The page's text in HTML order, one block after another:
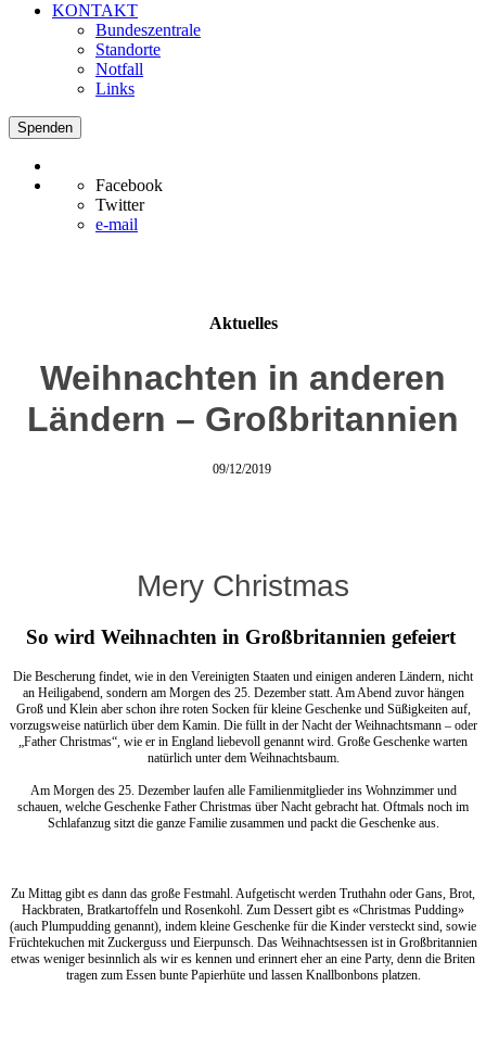
KONTAKT
Bundeszentrale
Standorte
Notfall
Links
Spenden
Facebook
Twitter
e-mail
Aktuelles
Weihnachten in anderen
Ländern – Großbritannien
09/12/2019
Mery Christmas
So wird Weihnachten in Großbritannien gefeiert
Die Bescherung findet, wie in den Vereinigten Staaten und einigen anderen Ländern, nicht
an Heiligabend, sondern am Morgen des 25. Dezember statt. Am Abend zuvor hängen
Groß und Klein aber schon ihre roten Socken für kleine Geschenke und Süßigkeiten auf,
vorzugsweise natürlich über dem Kamin. Die füllt in der Nacht der Weihnachtsmann – oder
„Father Christmas“, wie er in England liebevoll genannt wird. Große Geschenke warten
natürlich unter dem Weihnachtsbaum.
Am Morgen des 25. Dezember laufen alle Familienmitglieder ins Wohnzimmer und
schauen, welche Geschenke Father Christmas über Nacht gebracht hat. Oftmals noch im
Schlafanzug sitzt die ganze Familie zusammen und packt die Geschenke aus.
Zu Mittag gibt es dann das große Festmahl. Aufgetischt werden Truthahn oder Gans, Brot,
Hackbraten, Bratkartoffeln und Rosenkohl. Zum Dessert gibt es «Christmas Pudding»
(auch Plumpudding genannt), indem kleine Geschenke für die Kinder versteckt sind, sowie
Früchtekuchen mit Zuckerguss und Eierpunsch. Das Weihnachtsessen ist in Großbritannien
etwas weniger besinnlich als wir es kennen und erinnert eher an eine Party, denn die Briten
tragen zum Essen bunte Papierhüte und lassen Knallbonbons platzen.